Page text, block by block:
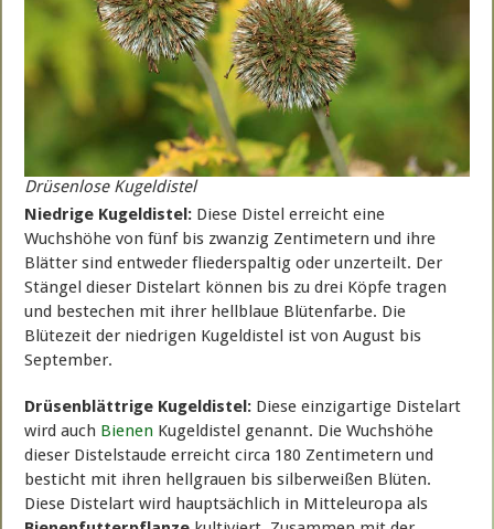
Drüsenlose Kugeldistel
Niedrige Kugeldistel: Diese Distel erreicht eine
Wuchshöhe von fünf bis zwanzig Zentimetern und ihre
Blätter sind entweder fliederspaltig oder unzerteilt. Der
Stängel dieser Distelart können bis zu drei Köpfe tragen
und bestechen mit ihrer hellblaue Blütenfarbe. Die
Blütezeit der niedrigen Kugeldistel ist von August bis
September.
Drüsenblättrige Kugeldistel: Diese einzigartige Distelart
wird auch Bienen Kugeldistel genannt. Die Wuchshöhe
dieser Distelstaude erreicht circa 180 Zentimetern und
besticht mit ihren hellgrauen bis silberweißen Blüten.
Diese Distelart wird hauptsächlich in Mitteleuropa als